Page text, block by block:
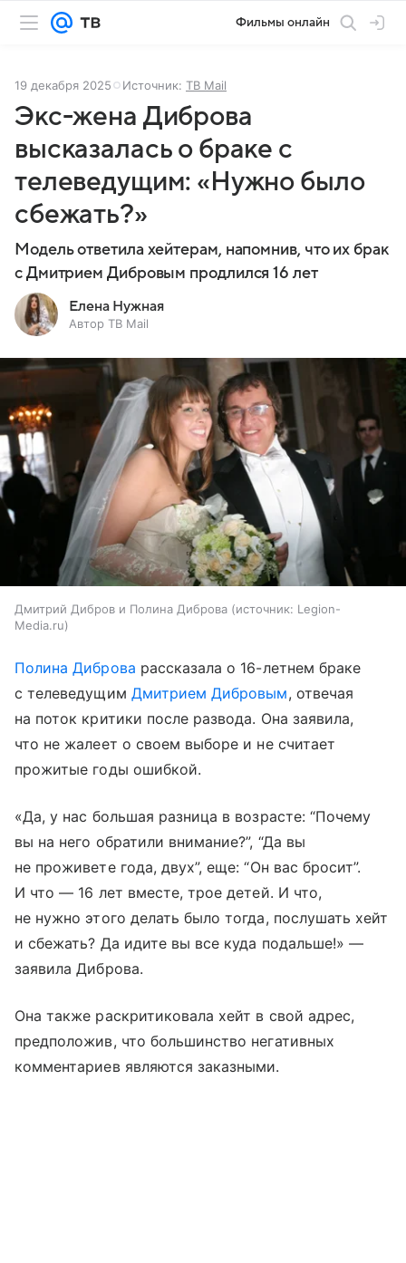
Фильмы онлайн
19 декабря 2025 Источник: ТВ Mail
Экс-жена Диброва
высказалась о браке с
телеведущим: «Нужно было
сбежать?»
Модель ответила хейтерам, напомнив, что их брак
с Дмитрием Дибровым продлился 16 лет
Елена Нужная
Автор ТВ Mail
Дмитрий Дибров и Полина Диброва источник: Legion-
Media.ru
Полина Диброва рассказала о 16-летнем браке
с телеведущим Дмитрием Дибровым, отвечая
на поток критики после развода. Она заявила,
что не жалеет о своем выборе и не считает
прожитые годы ошибкой.
«Да, у нас большая разница в возрасте: “Почему
вы на него обратили внимание?”, “Да вы
не проживете года, двух”, еще: “Он вас бросит”.
И что — 16 лет вместе, трое детей. И что,
не нужно этого делать было тогда, послушать хейт
и сбежать? Да идите вы все куда подальше!» —
заявила Диброва.
Она также раскритиковала хейт в свой адрес,
предположив, что большинство негативных
комментариев являются заказными.